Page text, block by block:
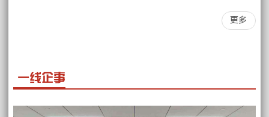
更多
一线企事